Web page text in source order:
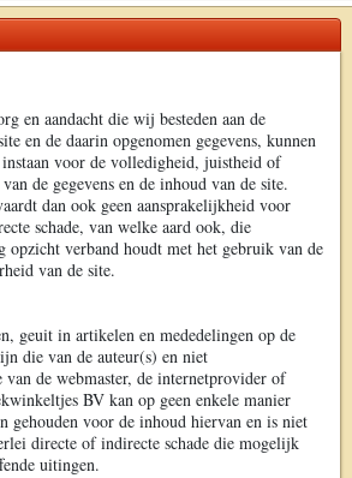
en aandacht die wij besteden aan de
en de daarin opgenomen gegevens, kunnen
voor de volledigheid, juistheid of
de gegevens en de inhoud van de site.
dan ook geen aansprakelijkheid voor
schade, van welke aard ook, die
verband houdt met het gebruik van de
van de site.
geuit in artikelen en mededelingen op de
die van de auteur(s) en niet
de webmaster, de internetprovider of
BV kan op geen enkele manier
gehouden voor de inhoud hiervan en is niet
directe of indirecte schade die mogelijk
uitingen.